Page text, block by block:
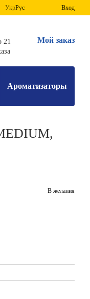
УкрРус Вход
21
Мой заказ
Ароматизаторы
В желания